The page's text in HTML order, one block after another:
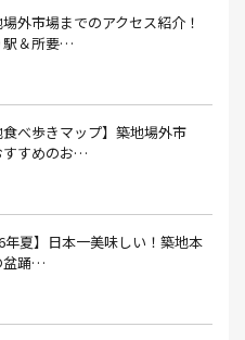
） アルバイト(1）
イタリアンバル(1）
リアン料理(4）
ウェットティッシュ(1）
バッグ(1）
外市場までのアクセス紹介！
駅＆所要…
食べ歩きマップ】築地場外市
すすめのお…
年夏】日本一美味しい！築地本
盆踊…